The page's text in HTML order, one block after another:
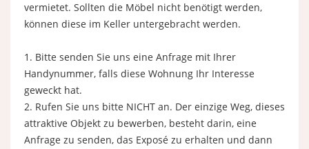
vermietet. Sollten die Möbel nicht benötigt werden,
können diese im Keller untergebracht werden.
1. Bitte senden Sie uns eine Anfrage mit Ihrer
Handynummer, falls diese Wohnung Ihr Interesse
geweckt hat.
2. Rufen Sie uns bitte NICHT an. Der einzige Weg, dieses
attraktive Objekt zu bewerben, besteht darin, eine
Anfrage zu senden, das Exposé zu erhalten und dann